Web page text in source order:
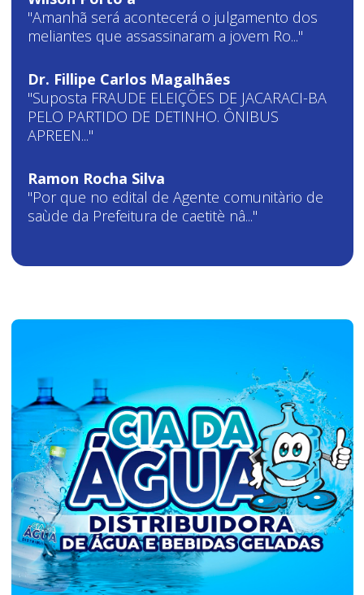
"Amanhã será acontecerá o julgamento dos
meliantes que assassinaram a jovem Ro..."
Dr. Fillipe Carlos Magalhães
"Suposta FRAUDE ELEIÇÕES DE JACARACI-BA
PELO PARTIDO DE DETINHO. ÔNIBUS
APREEN..."
Ramon Rocha Silva
"Por que no edital de Agente comunitàrio de
saùde da Prefeitura de caetitè nâ..."